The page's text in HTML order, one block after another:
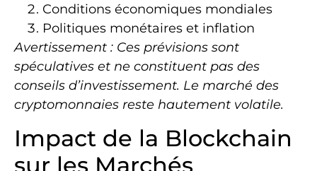
Conditions économiques mondiales
Politiques monétaires et inflation
Avertissement : Ces prévisions sont
spéculatives et ne constituent pas des
conseils d’investissement. Le marché des
cryptomonnaies reste hautement volatile.
Impact de la Blockchain
sur les Marchés